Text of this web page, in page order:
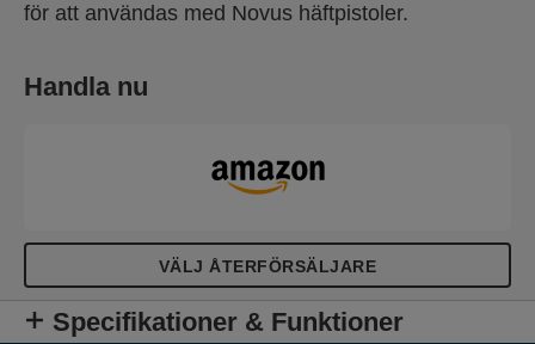
för att användas med Novus häftpistoler.
Handla nu
VÄLJ ÅTERFÖRSÄLJARE
Specifikationer & Funktioner